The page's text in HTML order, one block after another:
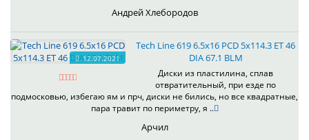
Андрей Хлебородов
12.07.2021
Tech Line 619 6.5x16 PCD 5x114.3 ET 46
DIA 67.1 BLM
Диски из пластилина, сплав
отвратительный, при езде по
подмосковью, избегаю ям и прч, диски не бились, но все квадратные,
пара травит по периметру, я ..
Арчил